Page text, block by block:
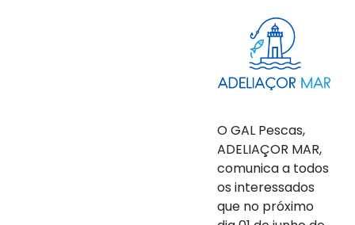
O GAL Pescas,
ADELIAÇOR MAR,
comunica a todos
os interessados
que no próximo